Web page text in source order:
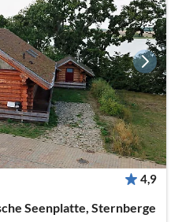
4,9
Seenplatte, Sternberge